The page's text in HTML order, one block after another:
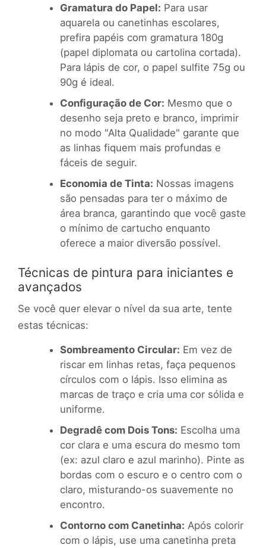
Gramatura do Papel: Para usar
aquarela ou canetinhas escolares,
prefira papéis com gramatura 180g
(papel diplomata ou cartolina cortada).
Para lápis de cor, o papel sulfite 75g ou
90g é ideal.
Configuração de Cor: Mesmo que o
desenho seja preto e branco, imprimir
no modo "Alta Qualidade" garante que
as linhas fiquem mais profundas e
fáceis de seguir.
Economia de Tinta: Nossas imagens
são pensadas para ter o máximo de
área branca, garantindo que você gaste
o mínimo de cartucho enquanto
oferece a maior diversão possível.
Técnicas de pintura para iniciantes e
avançados
Se você quer elevar o nível da sua arte, tente
estas técnicas:
Sombreamento Circular: Em vez de
riscar em linhas retas, faça pequenos
círculos com o lápis. Isso elimina as
marcas de traço e cria uma cor sólida e
uniforme.
Degradê com Dois Tons: Escolha uma
cor clara e uma escura do mesmo tom
(ex: azul claro e azul marinho). Pinte as
bordas com o escuro e o centro com o
claro, misturando-os suavemente no
encontro.
Contorno com Canetinha: Após colorir
com o lápis, use uma canetinha preta